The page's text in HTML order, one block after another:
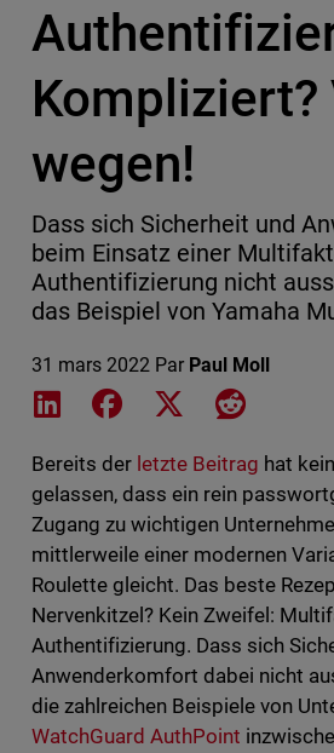
Kompliziert?
wegen!
Dass sich Sicherheit und
beim Einsatz einer
Authentifizierung nicht
das Beispiel von Yamaha
31 mars 2022 Par Paul Moll
Share on LinkedIn
Share on Facebook
Share on XShare on
Bereits der letzte Beitrag hat
gelassen, dass ein rein
Zugang zu wichtigen
mittlerweile einer modernen
Roulette gleicht. Das beste
Nervenkitzel? Kein Zweifel:
Authentifizierung. Dass sich
Anwenderkomfort dabei nicht
die zahlreichen Beispiele von
WatchGuard AuthPoint